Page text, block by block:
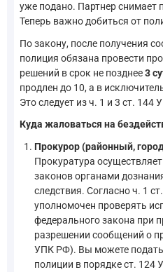
уже подано. Партнер снимает
Теперь важно добиться от
По закону, после получения
полиция обязана провести
решений в срок не позднее3
продлен до 10, а в
Это следует из ч. 1 и 3 ст. 144
Куда жаловаться на
Прокурор (районный,
Прокуратура
законов органами
следствия. Согласно ч. 1
уполномочен проверять
федерального закона при
разрешении сообщений о
УПК РФ). Вы можете подать
полиции в порядке ст.